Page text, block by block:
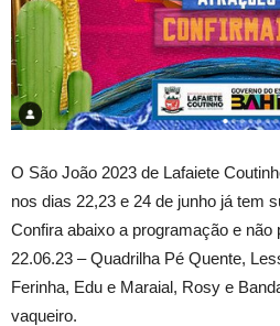
O São João 2023 de Lafaiete
nos dias 22,23 e 24 de junho já tem
Confira abaixo a programação e não
22.06.23 – Quadrilha Pé Quente,
Ferinha, Edu e Maraial, Rosy e
vaqueiro.